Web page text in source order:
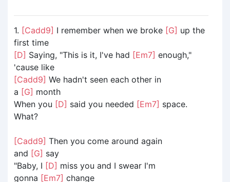
1. [Cadd9] I remember when we broke [G] up the
first time
[D] Saying, "This is it, I've had [Em7] enough,"
'cause like
[Cadd9] We hadn't seen each other in
a [G] month
When you [D] said you needed [Em7] space.
What?
[Cadd9] Then you come around again
and [G] say
"Baby, I [D] miss you and I swear I'm
gonna [Em7] change